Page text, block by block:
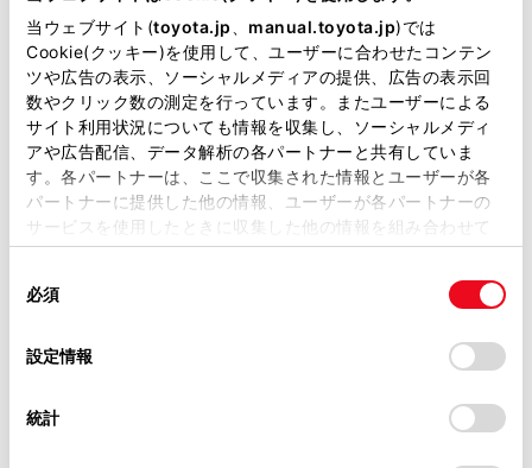
当ウェブサイト(toyota.jp manual.toyota.jp)では
Cookie(クッキー)を使用して、ユーザーに合わせたコンテン
ツや広告の表示、ソーシャルメディアの提供、広告の表示回
数やクリック数の測定を行っています。またユーザーによる
サイト利用状況についても情報を収集し、ソーシャルメディ
アや広告配信、データ解析の各パートナーと共有していま
す。各パートナーは、ここで収集された情報とユーザーが各
パートナーに提供した他の情報、ユーザーが各パートナーの
サービスを使用したときに収集した他の情報を組み合わせて
使用することがあります。当ウェブサイトの使用を続行する
デバイスにすべてのCookie(クッキー)が保存されることに同
意したことになります。Cookie(クッキー)のオプトアウト、
設定の変更、同意を撤回したりするにあたっては、当社の
「Cookie（クッキー）情報の取り扱いについて
」をご覧くだ
必須
設定情報
統計
ホイールベース ※1
2465mm
トレッド前／後
1470/1450mm
室内長×室内幅× 室内高
1640 ×1415 ×1180mm
車両重量
1120kg